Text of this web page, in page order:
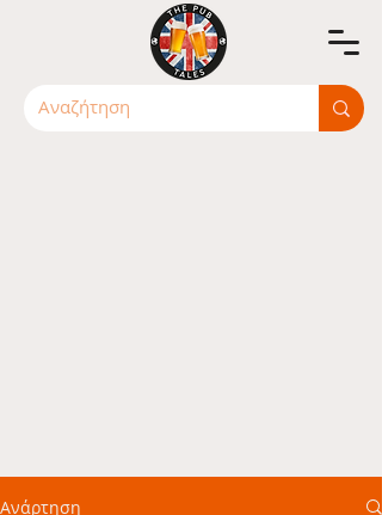
Ανάρτηση